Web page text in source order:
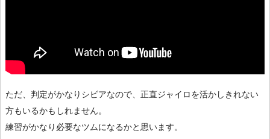
ただ、判定がかなりシビアなので、正直ジャイロを活かしきれない
方もいるかもしれません。
練習がかなり必要なツムになるかと思います。